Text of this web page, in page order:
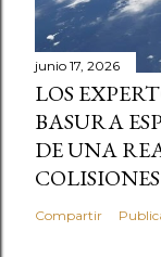
junio 17, 2026
LOS
BASURA
DE UNA
Compartir